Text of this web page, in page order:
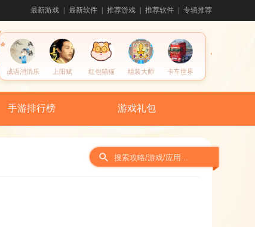
最新游戏 最新软件 推荐游戏 推荐软件 专辑推荐
成语消消乐 上阳赋 红包猫猫 组装大师 卡车世界
手游排行榜 游戏礼包